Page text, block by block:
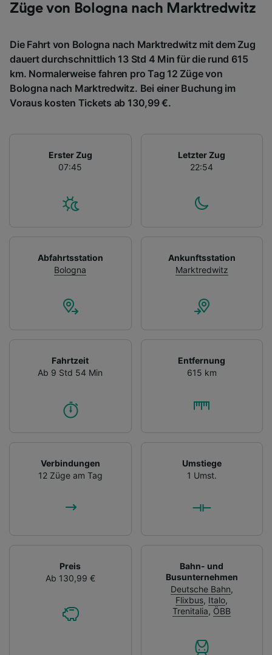
Züge von Bologna nach Marktredwitz
Die Fahrt von Bologna nach Marktredwitz mit dem Zug
dauert durchschnittlich 13 Std 4 Min für die rund 615
km. Normalerweise fahren pro Tag 12 Züge von
Bologna nach Marktredwitz. Bei einer Buchung im
Voraus kosten Tickets ab 130,99 €.
Erster Zug
07:45
Letzter Zug
22:54
Abfahrtsstation
Bologna
Ankunftsstation
Marktredwitz
Fahrtzeit
Ab 9 Std 54 Min
Entfernung
615 km
Verbindungen
12 Züge am Tag
Umstiege
1 Umst.
Preis
Ab 130,99 €
Bahn- und
Busunternehmen
Deutsche Bahn,
Flixbus, Italo,
Trenitalia, ÖBB